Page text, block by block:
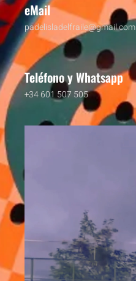
eMail
padelisladelfraile@gmail.com
Teléfono y Whatsapp
+34 601 507 505